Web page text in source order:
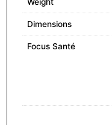
Dimensions
Focus Santé